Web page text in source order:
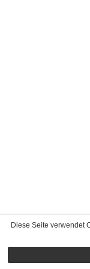
Diese Seite verwendet